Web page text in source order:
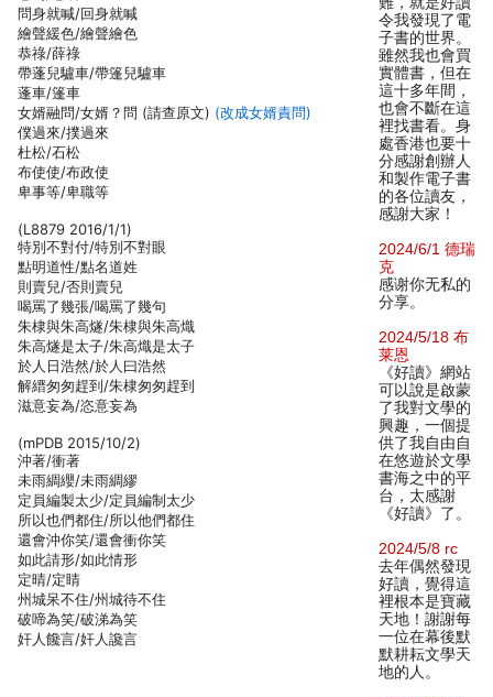
問身就喊/回身就喊
繪聲緩色/繪聲繪色
恭祿/薛祿
帶蓬兒驢車/帶篷兒驢車
蓬車/篷車
女婿融問/女婿？問 (請查原文) (改成女婿責問)
僕過來/撲過來
杜松/石松
布使使/布政使
卑事等/卑職等
(L8879 2016/1/1)
特別不對付/特別不對眼
點明道性/點名道姓
則賣兒/否則賣兒
喝罵了幾張/喝罵了幾句
朱棣與朱高燧/朱棣與朱高熾
朱高燧是太子/朱高熾是太子
於人日浩然/於人曰浩然
解縉匆匆趕到/朱棣匆匆趕到
滋意妄為/恣意妄為
(mPDB 2015/10/2)
沖著/衝著
未雨綢纓/未雨綢繆
定員編製太少/定員編制太少
所以也們都住/所以他們都住
還會沖你笑/還會衝你笑
如此請形/如此情形
定晴/定睛
州城呆不住/州城待不住
破啼為笑/破涕為笑
奸人饞言/奸人讒言
令我發現了電
子書的世界。
雖然我也會買
實體書，但在
這十多年間，
也會不斷在這
裡找書看。身
處香港也要十
分感謝創辦人
和製作電子書
的各位讀友，
感謝大家！
2024/6/1 德瑞
克
感谢你无私的
分享。
2024/5/18 布
莱恩
《好讀》網站
可以說是啟蒙
了我對文學的
興趣，一個提
供了我自由自
在悠遊於文學
書海之中的平
台，太感謝
《好讀》了。
2024/5/8 rc
去年偶然發現
好讀，覺得這
裡根本是寶藏
天地！謝謝每
一位在幕後默
默耕耘文學天
地的人。